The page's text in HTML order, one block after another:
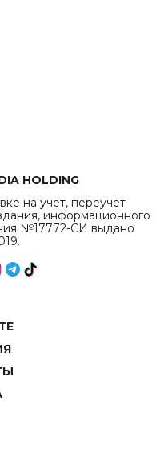
HOLDING
на учет, переучет
информационного
№17772-СИ выдано